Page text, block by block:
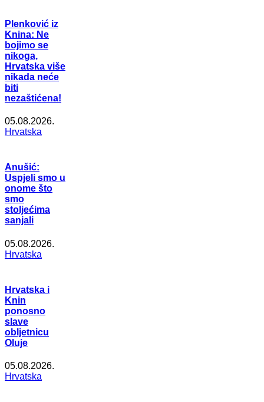
Plenković iz
Knina: Ne
bojimo se
nikoga,
Hrvatska više
nikada neće
biti
nezaštićena!
05.08.2026.
Hrvatska
Anušić:
Uspjeli smo u
onome što
smo
stoljećima
sanjali
05.08.2026.
Hrvatska
Hrvatska i
Knin
ponosno
slave
obljetnicu
Oluje
05.08.2026.
Hrvatska